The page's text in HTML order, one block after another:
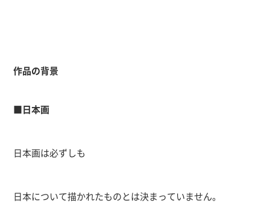
作品の背景
■日本画
日本画は必ずしも
日本について描かれたものとは決まっていません。